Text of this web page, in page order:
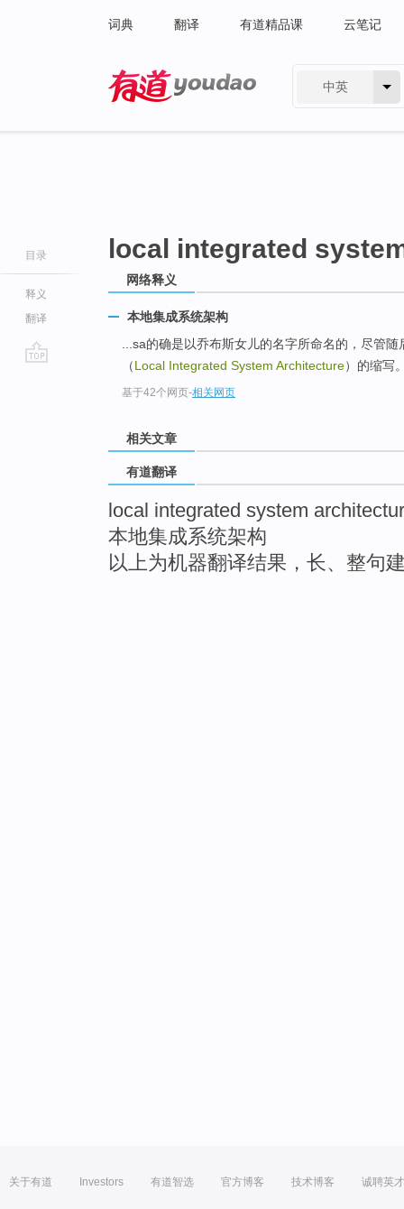
词典 翻译 有道精品课 云笔记
中英
目录
释义
翻译
local integrated
网络释义
本地集成系统架构
...sa的确是以乔布斯女儿的名字所命名的，尽管
（Local Integrated System Architecture）的缩写
基于42个网页-相关网页
相关文章
有道翻译
local integrated system
本地集成系统架构
以上为机器翻译结果，长、整句
关于有道 Investors 有道智选 官方博客 技术博客 诚聘英才